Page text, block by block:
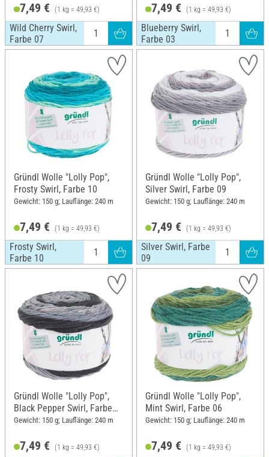
7,49 € (1 kg = 49,93 €)
Wild Cherry Swirl,
Farbe 07
7,49 € (1 kg = 49,93 €)
Blueberry Swirl,
Farbe 03
Gründl Wolle "Lolly Pop",
Frosty Swirl, Farbe 10
Gewicht: 150 g; Lauflänge: 240 m
7,49 € (1 kg = 49,93 €)
Frosty Swirl,
Farbe 10
Gründl Wolle "Lolly Pop",
Silver Swirl, Farbe 09
Gewicht: 150 g; Lauflänge: 240 m
7,49 € (1 kg = 49,93 €)
Silver Swirl, Farbe
09
Gründl Wolle "Lolly Pop",
Black Pepper Swirl, Farbe
08
Gewicht: 150 g; Lauflänge: 240 m
7,49 € (1 kg = 49,93 €)
Gründl Wolle "Lolly Pop",
Mint Swirl, Farbe 06
Gewicht: 150 g; Lauflänge: 240 m
7,49 € (1 kg = 49,93 €)